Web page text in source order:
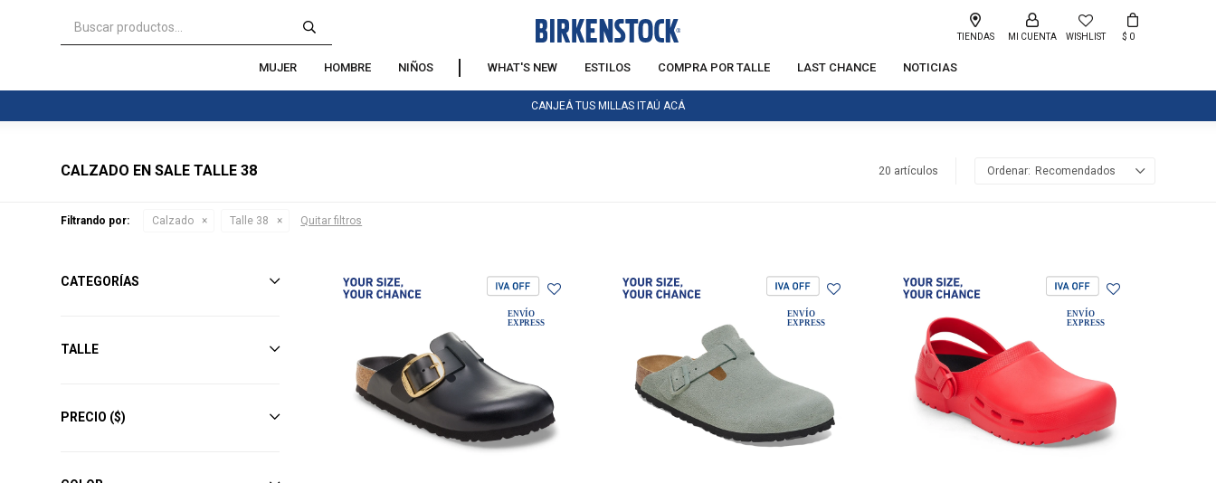
MUJER HOMBRE NIÑOS WHAT'S NEW ESTILOS COMPRA POR TALLE LAST CHANCE NOTICIAS
WISHLIST
TIENDAS $ 0
CANJEÁ TUS MILLAS ITAÚ ACÁ
CALZADO EN SALE TALLE 38 20 artículos Recomendados
Filtrando por: Calzado Talle 38 Quitar filtros
CATEGORÍAS
TALLE
PRECIO ($)